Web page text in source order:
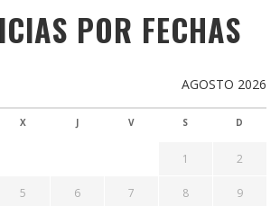
POR FECHAS
AGOSTO 2026
X J V S D
1 2
5 6 7 8 9